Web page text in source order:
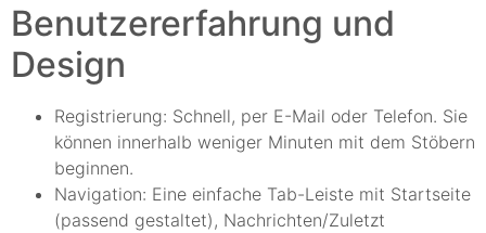
Benutzererfahrung und
Design
Registrierung: Schnell, per E-Mail oder Telefon. Sie
können innerhalb weniger Minuten mit dem Stöbern
beginnen.
Navigation: Eine einfache Tab-Leiste mit Startseite
(passend gestaltet), Nachrichten/Zuletzt